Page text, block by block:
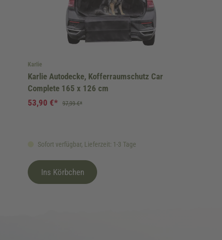
Karlie
Karlie Autodecke, Kofferraumschutz Car
Complete 165 x 126 cm
Sofort verfügbar, Lieferzeit: 1-3 Tage
53,90 €* 97,99 €*
Ins Körbchen